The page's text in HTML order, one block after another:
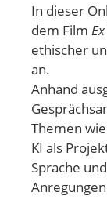
In dieser
dem Film
ethischer
an.
Anhand
Themen
KI als
Sprache